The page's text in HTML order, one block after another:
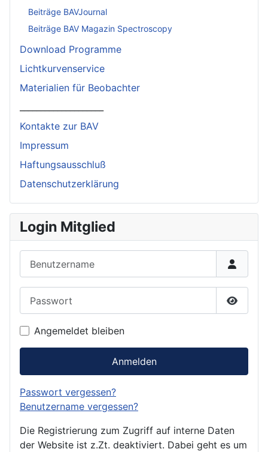
Beiträge BAVJournal
Beiträge BAV Magazin Spectroscopy
Download Programme
Lichtkurvenservice
Materialien für Beobachter
Kontakte zur BAV
Impressum
Haftungsausschluß
Datenschutzerklärung
Login Mitglied
Angemeldet bleiben
Anmelden
Passwort vergessen?
Benutzername vergessen?
Die Registrierung zum Zugriff auf interne Daten
der Website ist z.Zt. deaktiviert. Dabei geht es um